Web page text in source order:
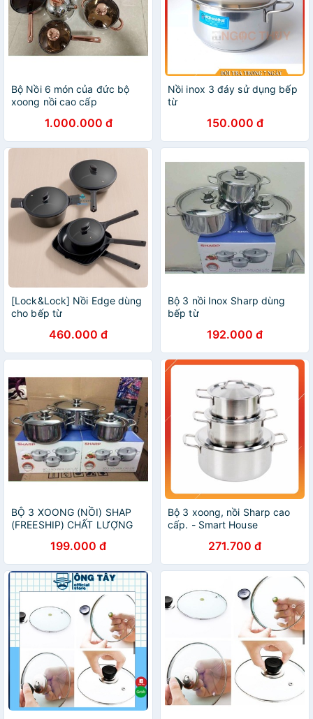
Bộ Nồi 6 món của đức bộ
xoong nồi cao cấp
1.000.000 đ
Nồi inox 3 đáy sử dụng bếp
từ
150.000 đ
[Lock&Lock] Nồi Edge dùng
cho bếp từ
460.000 đ
Bộ 3 nồi Inox Sharp dùng
bếp từ
192.000 đ
BỘ 3 XOONG (NỒI) SHAP
(FREESHIP) CHẤT LƯỢNG
199.000 đ
Bộ 3 xoong, nồi Sharp cao
cấp. - Smart House
271.700 đ